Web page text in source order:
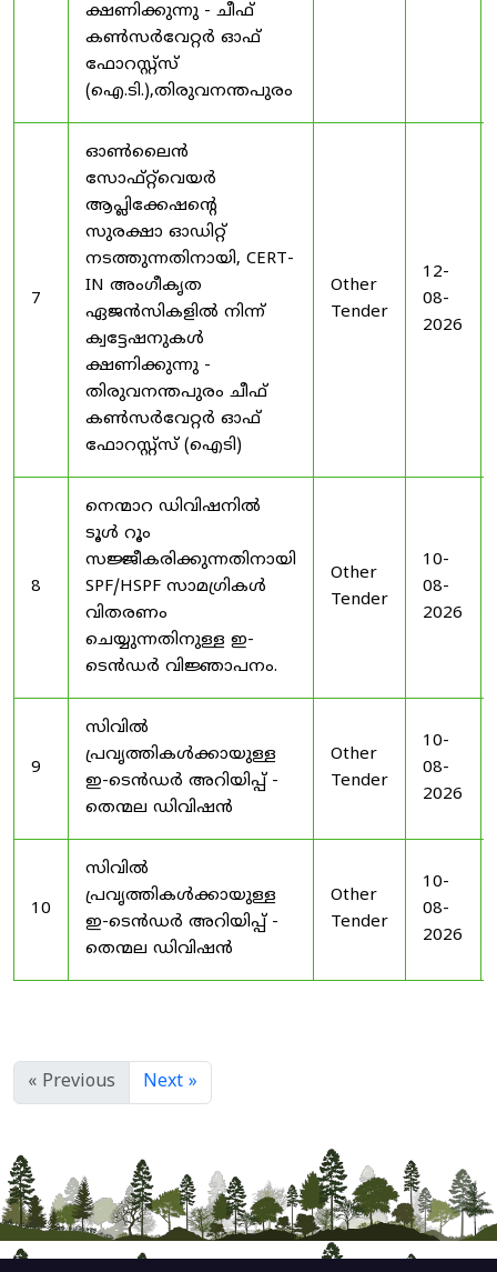
ക്ഷണിക്കുന്നു - ചീഫ്
കൺസർവേറ്റർ ഓഫ്
ഫോറസ്റ്റ്സ്
(ഐ.ടി.),തിരുവനന്തപുരം
7
ഓൺലൈൻ
സോഫ്റ്റ്‌വെയർ
ആപ്ലിക്കേഷന്റെ
സുരക്ഷാ ഓഡിറ്റ്
നടത്തുന്നതിനായി, CERT-
IN അംഗീകൃത
ഏജൻസികളിൽ നിന്ന്
ക്വട്ടേഷനുകൾ
ക്ഷണിക്കുന്നു -
തിരുവനന്തപുരം ചീഫ്
കൺസർവേറ്റർ ഓഫ്
ഫോറസ്റ്റ്സ് (ഐടി)
Other
Tender
12-
08-
2026
8
നെന്മാറ ഡിവിഷനിൽ
ടൂൾ റൂം
സജ്ജീകരിക്കുന്നതിനായി
SPF/HSPF സാമഗ്രികൾ
വിതരണം
ചെയ്യുന്നതിനുള്ള ഇ-
ടെൻഡർ വിജ്ഞാപനം.
Other
Tender
10-
08-
2026
9
സിവിൽ
പ്രവൃത്തികൾക്കായുള്ള
ഇ-ടെൻഡർ അറിയിപ്പ് -
തെന്മല ഡിവിഷൻ
Other
Tender
10-
08-
2026
10
സിവിൽ
പ്രവൃത്തികൾക്കായുള്ള
ഇ-ടെൻഡർ അറിയിപ്പ് -
തെന്മല ഡിവിഷൻ
Other
Tender
10-
08-
2026
« Previous Next »